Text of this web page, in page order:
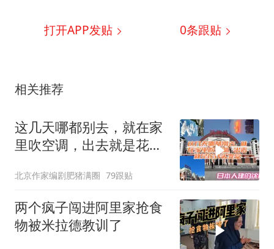
打开APP发贴 0条跟贴
相关推荐
这几天哪都别去，就在家
里吹空调，出去就是花钱
北京作家编剧肥猪满圈 79跟贴
两个疯子闯进阿里家抢食
物被米拉德教训了